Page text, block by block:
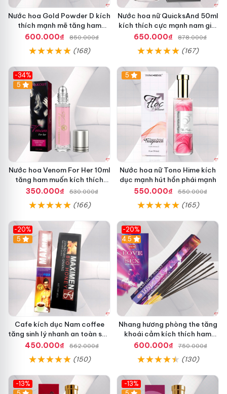
Nước hoa Gold Powder D kích
thích mạnh mẽ tăng ham
muốn nam giới chính hãng
600.000₫ 850.000₫
(168)
Nước hoa nữ QuicksAnd 50ml
kích thích cực mạnh nam giới
không mùi
650.000₫ 878.000₫
(167)
-34%
5
Nước hoa Venom For Her 10ml
tăng ham muốn kích thích
nam giới mạnh mẽ
350.000₫ 530.000₫
(166)
5
Nước hoa nữ Tono Hime kích
dục mạnh hút hồn phái mạnh
550.000₫
550.000₫
(165)
-20%
5
Cafe kích dục Nam coffee
tăng sinh lý nhanh an toàn sau
30 phút
450.000₫ 562.000₫
(150)
-20%
4.5
Nhang hương phòng the tăng
khoái cảm kích thích ham
muốn nhẹ nhàng
600.000₫ 750.000₫
(130)
-13%
-13%